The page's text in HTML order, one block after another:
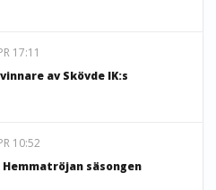
17:11
av Skövde IK:s
10:52
säsongen